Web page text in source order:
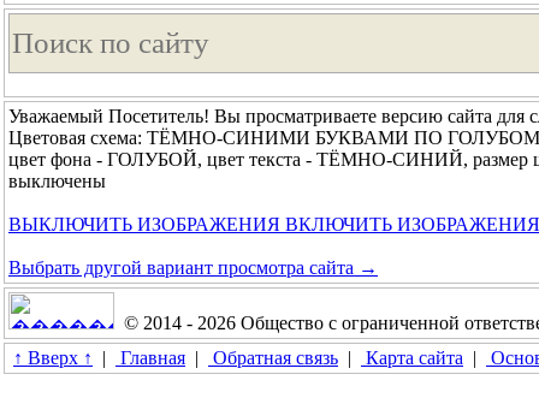
Уважаемый Посетитель! Вы просматриваете версию сайта для
Цветовая схема: ТЁМНО-СИНИМИ БУКВАМИ ПО
цвет фона - ГОЛУБОЙ, цвет текста - ТЁМНО-СИНИЙ,
выключены
ВЫКЛЮЧИТЬ ИЗОБРАЖЕНИЯ ВКЛЮЧИТЬ ИЗОБРАЖЕНИЯ
Выбрать другой вариант просмотра сайта →
© 2014 - 2026 Общество с ограниченной
↑ Вверх ↑
| Главная | Обратная связь | Карта сайта |